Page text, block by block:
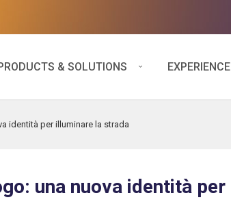
& SOLUTIONS EXPERIENCE
identità per illuminare la strada
una nuova identità per